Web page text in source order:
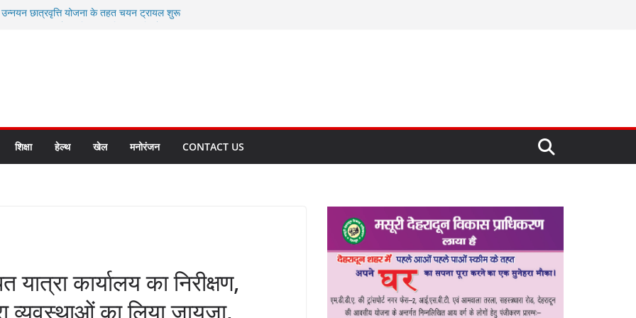
उन्नयन छात्रवृत्ति योजना के तहत चयन ट्रायल शुरू
के लिए अल्मोड़ा की गर्विता भाकुनी का
मित्र कैडेट्स का हुआ है चयन
सबसे बड़ी ताकत : मुख्यमंत्री पुष्कर सिंह धामी
बनाने के संकल्प को करना होगा साकार- मुख्यमंत्री
शिक्षा हेल्थ खेल मनोरंजन CONTACT US
यात्रा कार्यालय का निरीक्षण,
व्यवस्थाओं का लिया जायजा,